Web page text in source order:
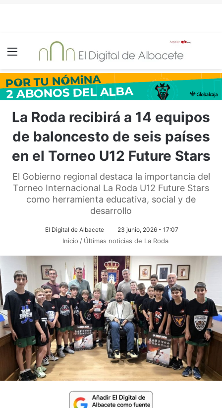
Menú
La Roda recibirá a 14 equipos
de baloncesto de seis países
en el Torneo U12 Future Stars
El Gobierno regional destaca la importancia del
Torneo Internacional La Roda U12 Future Stars
como herramienta educativa, social y de
desarrollo
El Digital de Albacete 23 junio, 2026 - 17:07
Inicio / Últimas noticias de La Roda